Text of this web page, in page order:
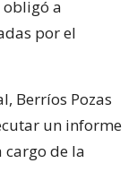
obligó a
por el
Berríos Pozas
un informe
cargo de la